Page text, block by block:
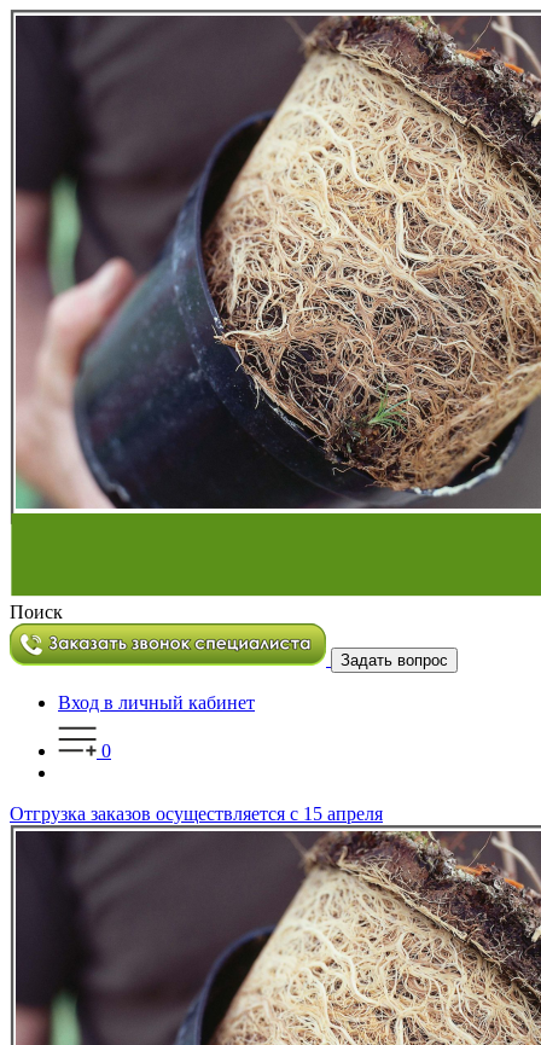
Поиск
Задать вопрос
Вход в личный кабинет
0
Отгрузка заказов осуществляется с 15 апреля